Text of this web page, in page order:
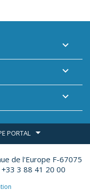



PORTAL
de l'Europe F-67075
3 88 41 20 00